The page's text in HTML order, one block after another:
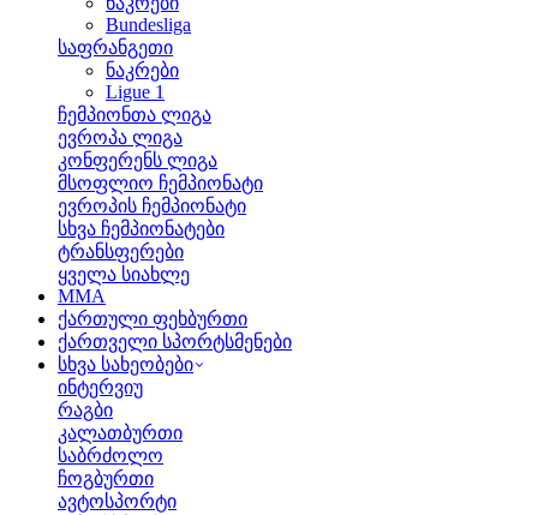
Bundesliga
საფრანგეთი
ნაკრები
Ligue 1
ჩემპიონთა ლიგა
ევროპა ლიგა
კონფერენს ლიგა
მსოფლიო ჩემპიონატი
ევროპის ჩემპიონატი
სხვა ჩემპიონატები
ტრანსფერები
ყველა სიახლე
MMA
ქართული ფეხბურთი
ქართველი სპორტსმენები
სხვა სახეობები
ინტერვიუ
რაგბი
კალათბურთი
საბრძოლო
ჩოგბურთი
ავტოსპორტი